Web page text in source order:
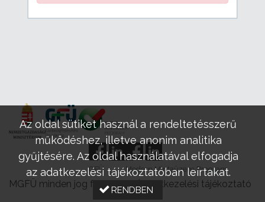
GFÜ Modern Mintaüzem Program
MGFÜ minden jog fenntartva |Adatkezelési tájékoztató
Az oldal sütiket használ a rendeltetésszerű
működéshez, illetve anonim analitika
gyűjtésére. Az oldal használatával elfogadja
az adatkezelési tájékoztatóban leírtakat.
RENDBEN